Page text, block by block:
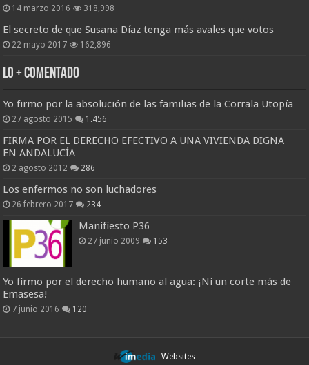
14 marzo 2016 318,998
El secreto de que Susana Díaz tenga más avales que votos
22 mayo 2017 162,896
Lo + Comentado
Yo firmo por la absolución de las familias de la Corrala Utopía
27 agosto 2015 1.456
FIRMA POR EL DERECHO EFECTIVO A UNA VIVIENDA DIGNA
EN ANDALUCÍA
2 agosto 2012 286
Los enfermos no son luchadores
26 febrero 2017 234
Manifiesto P36
27 junio 2009 153
Yo firmo por el derecho humano al agua: ¡Ni un corte más de
Emasesa!
7 junio 2016 120
Websites